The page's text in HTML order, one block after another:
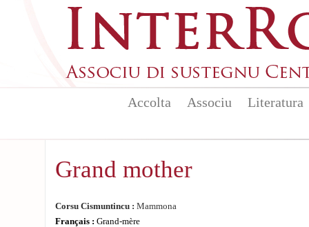
Accolta Associu Literatura
Grand mother
Corsu Cismuntincu : Mammona
Français : Grand-mère